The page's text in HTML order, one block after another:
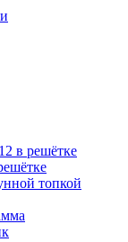
в решётке
топкой